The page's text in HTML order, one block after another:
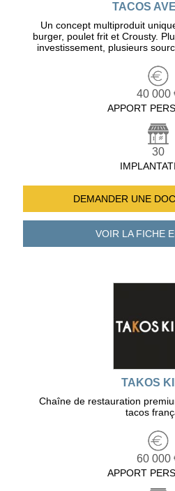
TACOS
Un concept multiproduit
burger, poulet frit et Crousty.
investissement, plusieurs
40 000
APPORT
30
DEMANDER UNE
VOIR LA FICHE
TAKOS
Chaîne de restauration
tacos
60 000
APPORT